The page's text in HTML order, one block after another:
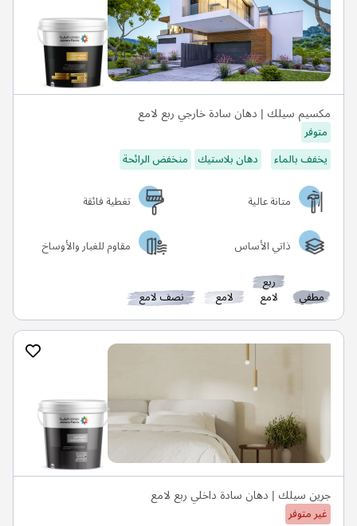
مكسيم سيلك | دهان سادة خارجي ربع لامع
متوفر
يخفف بالماء
دهان بلاستيك منخفض الرائحة
متانة عالية
تغطية فائقة
ذاتي الأساس
مقاوم للغبار والأوساخ
مطفي
ربع
لامع لامع نصف لامع
جرين سيلك | دهان سادة داخلي ربع لامع
غير متوفر